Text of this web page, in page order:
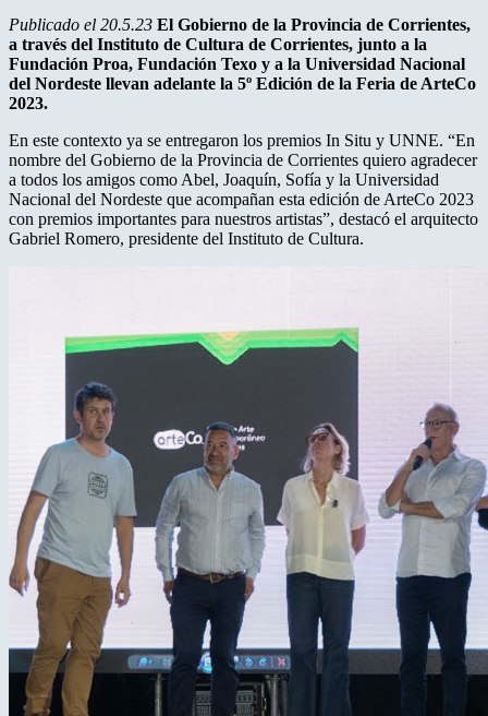
Publicado el 20.5.23 El Gobierno de la Provincia de Corrientes,
a través del Instituto de Cultura de Corrientes, junto a la
Fundación Proa, Fundación Texo y a la Universidad Nacional
del Nordeste llevan adelante la 5º Edición de la Feria de ArteCo
2023.
En este contexto ya se entregaron los premios In Situ y UNNE. “En
nombre del Gobierno de la Provincia de Corrientes quiero agradecer
a todos los amigos como Abel, Joaquín, Sofía y la Universidad
Nacional del Nordeste que acompañan esta edición de ArteCo 2023
con premios importantes para nuestros artistas”, destacó el arquitecto
Gabriel Romero, presidente del Instituto de Cultura.